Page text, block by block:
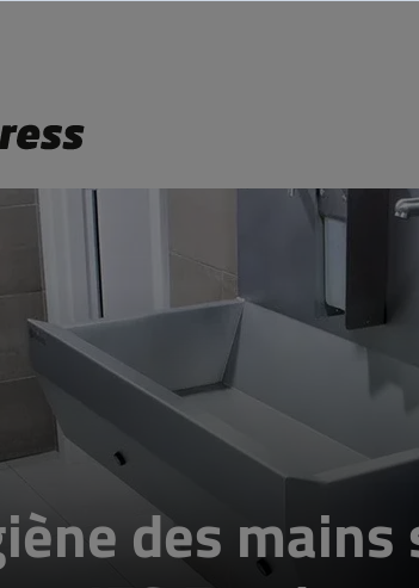
des